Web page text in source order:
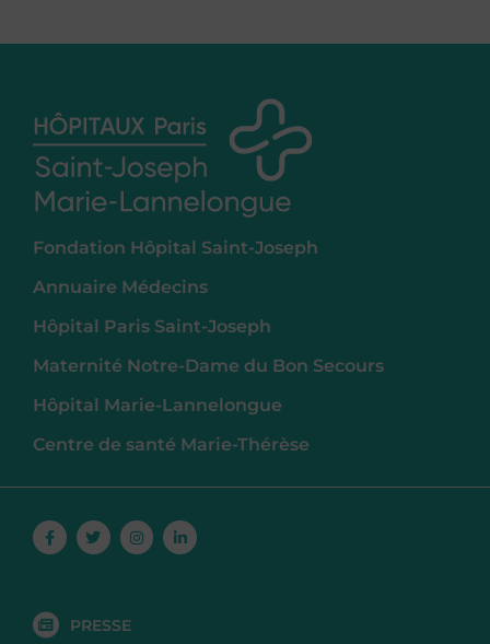
Fondation Hôpital Saint-Joseph
Annuaire Médecins
Hôpital Paris Saint-Joseph
Maternité Notre-Dame du Bon Secours
Hôpital Marie-Lannelongue
Centre de santé Marie-Thérèse
Facebook-
f
TwitterInstagramLinkedin-
in
PRESSE